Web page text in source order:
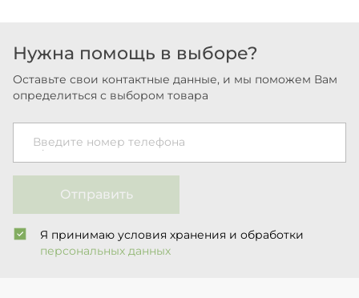
Нужна помощь в выборе?
Оставьте свои контактные данные, и мы поможем Вам
определиться с выбором товара
Введите номер телефона
Отправить
Я принимаю условия хранения и обработки
персональных данных